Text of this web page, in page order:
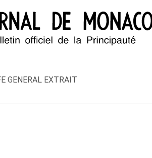
GENERAL EXTRAIT